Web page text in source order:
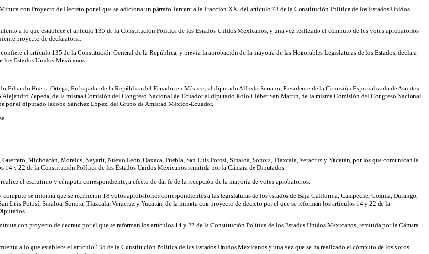
con Proyecto de Decreto por el que se adiciona un párrafo Tercero a la Fracción XXI del artículo 73 de la Constitución Política de los Estados Unidos
a lo que establece el artículo 135 de la Constitución Política de los Estados Unidos Mexicanos, y una vez realizado el cómputo de los votos aprobatorios
proyecto de declaratoria:
el artículo 135 de la Constitución General de la República, y previa la aprobación de la mayoría de las Honorables Legislaturas de los Estados, declara
los Estados Unidos Mexicanos.
Eduardo Huerta Ortega, Embajador de la República del Ecuador en México; al diputado Alfredo Serrano, Presidente de la Comisión Especializada de Asuntos
Zepeda, de la misma Comisión del Congreso Nacional de Ecuador al diputado Rolo Cléber San Martín, de la misma Comisión del Congreso Nacional
el diputado Jacobo Sánchez López, del Grupo de Amistad México-Ecuador.
Michoacán, Morelos, Nayarit, Nuevo León, Oaxaca, Puebla, San Luis Potosí, Sinaloa, Sonora, Tlaxcala, Veracruz y Yucatán, por los que comunican la
14 y 22 de la Constitución Política de los Estados Unidos Mexicanos remitida por la Cámara de Diputados.
el escrutinio y cómputo correspondiente, a efecto de dar fe de la recepción de la mayoría de votos aprobatorios.
cómputo se informa que se recibieron 18 votos aprobatorios correspondientes a las legislaturas de los estados de Baja California, Campeche, Colima, Durango,
Luis Potosí, Sinaloa, Sonora, Tlaxcala, Veracruz y Yucatán, de la minuta con proyecto de decreto por el que se reforman los artículos 14 y 22 de la
con proyecto de decreto por el que se reforman los artículos 14 y 22 de la Constitución Política de los Estados Unidos Mexicanos, remitida por la Cámara
a lo que establece el artículo 135 de la Constitución Política de los Estados Unidos Mexicanos y una vez que se ha realizado el cómputo de los votos